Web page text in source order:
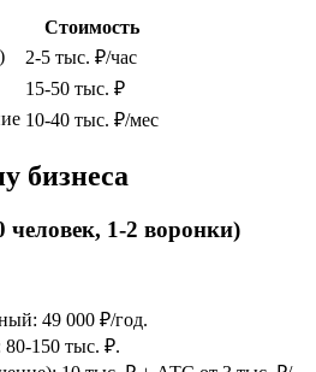
Стоимость
2-5 тыс. ₽/час
15-50 тыс. ₽
10-40 тыс. ₽/мес
бизнеса
1-2 воронки)
49 000 ₽/год.
80-150 тыс. ₽.